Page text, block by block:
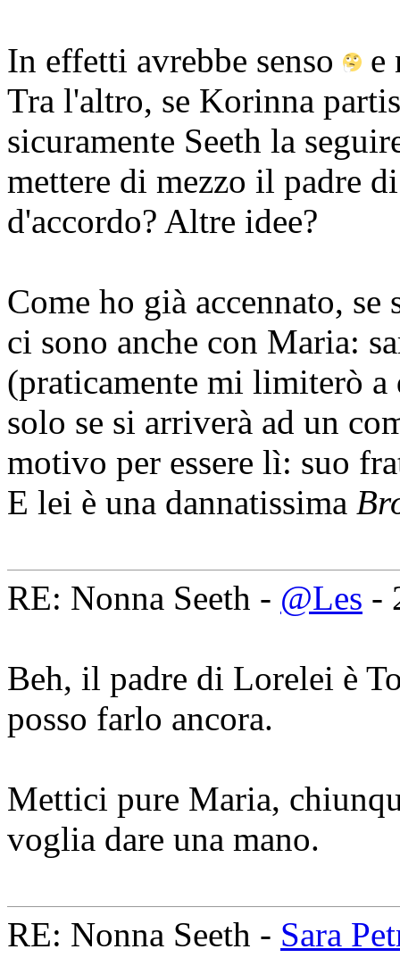
In effetti avrebbe senso
e
Tra l'altro, se Korinna
sicuramente Seeth la
mettere di mezzo il padre
d'accordo? Altre idee?
Come ho già accennato,
ci sono anche con Maria:
(praticamente mi limiterò a
solo se si arriverà ad un
motivo per essere lì: suo
E lei è una dannatissima
RE: Nonna Seeth - @Les -
Beh, il padre di Lorelei è
posso farlo ancora.
Mettici pure Maria,
voglia dare una mano.
RE: Nonna Seeth - Sara